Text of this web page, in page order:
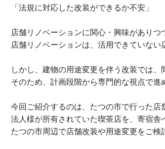
「法規に対応した改装ができるか不安」
店舗リノベーションに関心・興味がありつ
店舗リノベーションは、活用できていない
しかし、建物の用途変更を伴う改装では
そのため、計画段階から専門的な視点で進
今回ご紹介するのは、たつの市で行った店
法人様が所有されていた喫茶店を、寄宿舎
たつの市周辺で店舗改装や用途変更をご検